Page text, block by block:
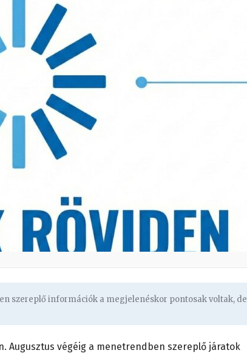
szereplő információk a megjelenéskor pontosak voltak, de
Augusztus végéig a menetrendben szereplő járatok